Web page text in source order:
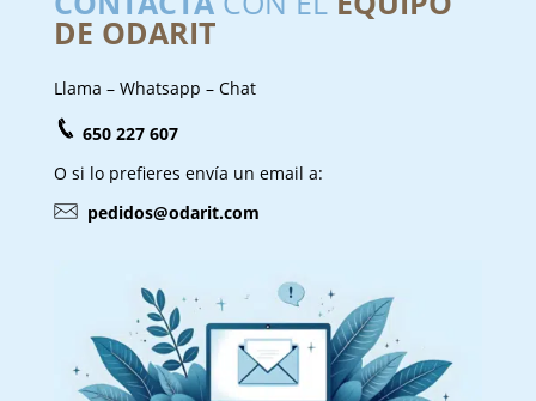
DE ODARIT
Llama – Whatsapp – Chat
650 227 607
O si lo prefieres envía un email a:
pedidos@odarit.com